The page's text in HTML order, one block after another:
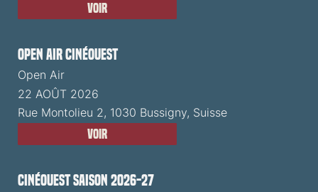
Voir
Open Air CinéOuest
Open Air
22 AOÛT 2026
Rue Montolieu 2, 1030 Bussigny, Suisse
Voir
CinéOuest Saison 2026-27